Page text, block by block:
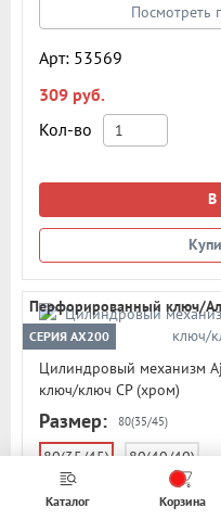
024 комбинаций.Посмотреть
Арт: 53569
309 руб.
Кол-во
В
Перфорированный ключ/
СЕРИЯ AX200
Цилиндровый механизм
ключ/ключ CP (хром)
Размер: 80(35/45)
80(35/45)
80(40/40)
Цилиндровый механизм
(перфорированный
Каталог Корзина